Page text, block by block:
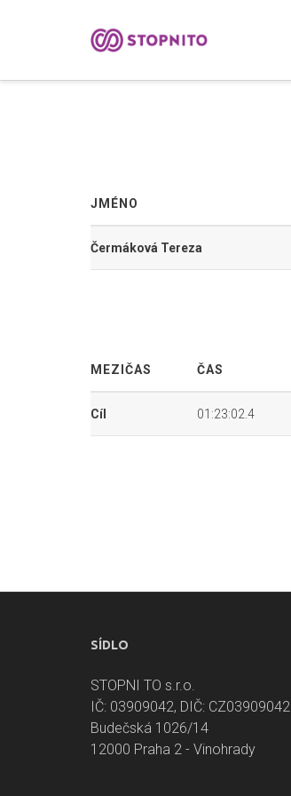
JMÉNO
Čermáková Tereza
MEZIČAS ČAS
Cíl 01:23:02.4
SÍDLO
STOPNI TO s.r.o.
IČ: 03909042, DIČ: CZ03909042
Budečská 1026/14
12000 Praha 2 - Vinohrady